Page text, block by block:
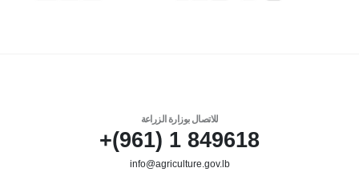
للاتصال بوزارة الزراعة
849618 1 (961)+
info@agriculture.gov.lb